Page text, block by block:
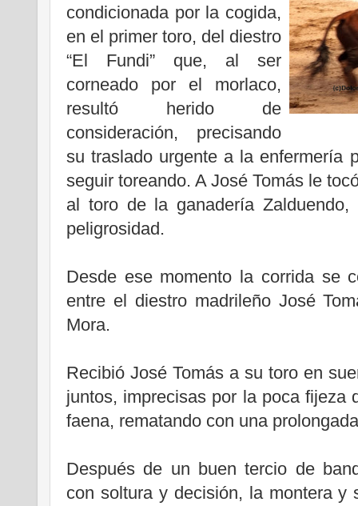
condicionada por la cogida,
en el primer toro, del diestro
“El Fundi” que, al ser
corneado por el morlaco,
resultó herido de
consideración, precisando
su traslado urgente a la enfermería
seguir toreando. A José Tomás le
al toro de la ganadería
peligrosidad.
Desde ese momento la corrida se
entre el diestro madrileño José
Mora.
Recibió José Tomás a su toro en
juntos, imprecisas por la poca fijeza
faena, rematando con una
Después de un buen tercio de
con soltura y decisión, la montera y